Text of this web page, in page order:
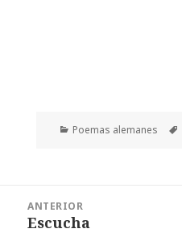
Categorías
Poemas alemanes
entradas
ANTERIOR
Entrada
Escucha